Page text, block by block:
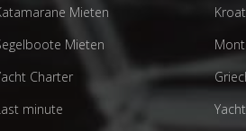
Mieten
Mieten
Charter
minute